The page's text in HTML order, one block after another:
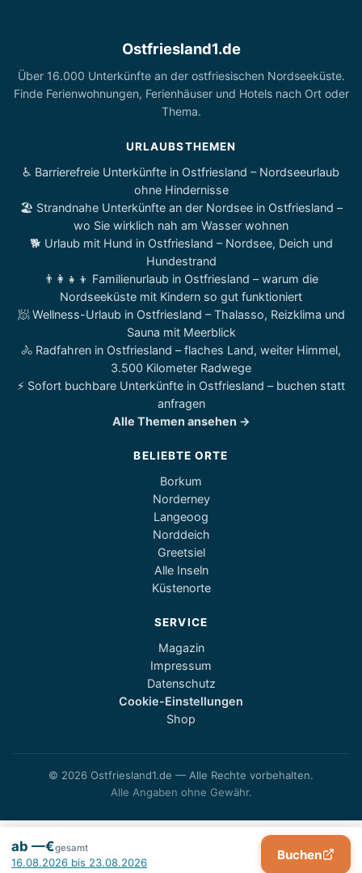
ab —€gesamt Buchen
Ostfriesland1.de
Über 16.000 Unterkünfte an der ostfriesischen Nordseeküste.
Finde Ferienwohnungen, Ferienhäuser und Hotels nach Ort oder
Thema.
URLAUBSTHEMEN
♿ Barrierefreie Unterkünfte in Ostfriesland – Nordseeurlaub
ohne Hindernisse
🏖️ Strandnahe Unterkünfte an der Nordsee in Ostfriesland –
wo Sie wirklich nah am Wasser wohnen
🐕 Urlaub mit Hund in Ostfriesland – Nordsee, Deich und
Hundestrand
👨‍👩‍👧‍👦 Familienurlaub in Ostfriesland – warum die
Nordseeküste mit Kindern so gut funktioniert
🧖 Wellness-Urlaub in Ostfriesland – Thalasso, Reizklima und
Sauna mit Meerblick
🚴 Radfahren in Ostfriesland – flaches Land, weiter Himmel,
3.500 Kilometer Radwege
⚡ Sofort buchbare Unterkünfte in Ostfriesland – buchen statt
anfragen
Alle Themen ansehen →
BELIEBTE ORTE
Borkum
Norderney
Langeoog
Norddeich
Greetsiel
Alle Inseln
Küstenorte
SERVICE
Magazin
Impressum
Datenschutz
Cookie-Einstellungen
Shop
© 2026 Ostfriesland1.de — Alle Rechte vorbehalten.
Alle Angaben ohne Gewähr.